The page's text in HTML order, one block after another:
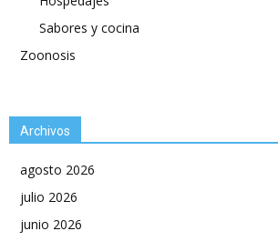
Sabores y cocina
Zoonosis
Archivos
agosto 2026
julio 2026
junio 2026